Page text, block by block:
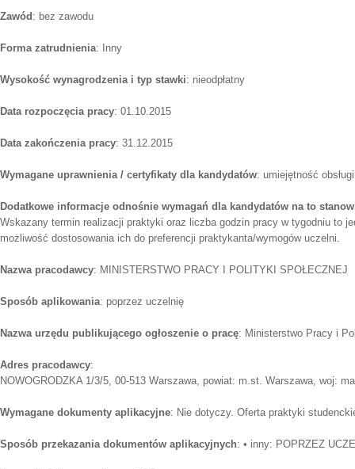
Zawód : bez zawodu
Forma zatrudnienia: Inny
Wysokość wynagrodzenia i typ stawki: nieodpłatny
Data rozpoczęcia pracy: 01.10.2015
Data zakończenia pracy: 31.12.2015
Wymagane uprawnienia / certyfikaty dla kandydatów: umiejętność
Dodatkowe informacje odnośnie wymagań dla kandydatów na to
Wskazany termin realizacji praktyki oraz liczba godzin pracy w tygodniu to
możliwość dostosowania ich do preferencji praktykanta/wymogów uczelni.
Nazwa pracodawcy: MINISTERSTWO PRACY I POLITYKI SPOŁECZNEJ
Sposób aplikowania: poprzez uczelnię
Nazwa urzędu publikującego ogłoszenie o pracę: Ministerstwo Pracy i
Adres pracodawcy:
NOWOGRODZKA 1/3/5, 00-513 Warszawa, powiat: m.st. Warszawa, woj:
Wymagane dokumenty aplikacyjne: Nie dotyczy. Oferta praktyki
Sposób przekazania dokumentów aplikacyjnych: • inny: POPRZEZ